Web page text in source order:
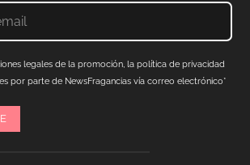
legales de la promoción, la política de privacidad
por parte de NewsFragancias vía correo electrónico*